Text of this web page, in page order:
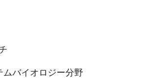
バイオロジー分野